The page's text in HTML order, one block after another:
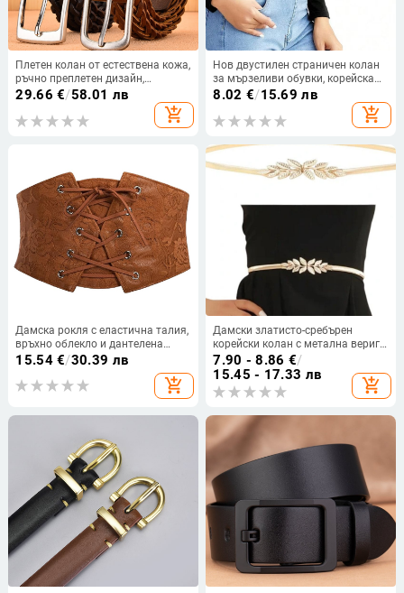
Плетен колан от естествена кожа,
ръчно преплетен дизайн,
катарама от сплав, закопчаване
29.66 €/58.01 лв
add_shopping_cart
Нов двустилен страничен колан
за мързеливи обувки, корейска
мода, еластичен колан за всички
видове тренировки, невидим
колан за военни цели
8.02 €/15.69 лв
add_shopping_cart
Дамска рокля с еластична талия,
връхно облекло и дантелена
декорация, елегантна, тънък вид,
модна рокля за всички пола,
еластичен ултраширок колан
15.54€/30.39 лв
add_shopping_cart
Дамски златисто-сребърен
корейски колан с метална верига
и еластичен колан с листа, есен и
зима, горещо продавани
експлозии
7.90 - 8.86 €/
15.45 - 17.33 лв
add_shopping_cart